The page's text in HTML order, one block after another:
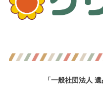
「一般社団法人